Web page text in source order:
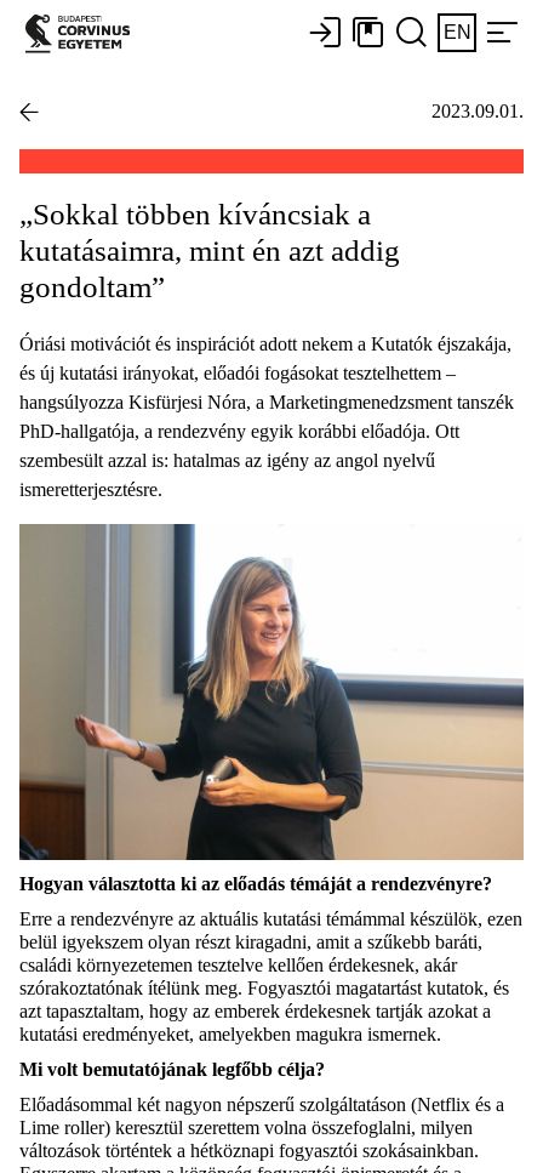
EN
2023.09.01.
„Sokkal többen kíváncsiak a
kutatásaimra, mint én azt addig
gondoltam”
Óriási motivációt és inspirációt adott nekem a Kutatók éjszakája,
és új kutatási irányokat, előadói fogásokat tesztelhettem –
hangsúlyozza Kisfürjesi Nóra, a Marketingmenedzsment tanszék
PhD-hallgatója, a rendezvény egyik korábbi előadója. Ott
szembesült azzal is: hatalmas az igény az angol nyelvű
ismeretterjesztésre.
Hogyan választotta ki az előadás témáját a rendezvényre?
Erre a rendezvényre az aktuális kutatási témámmal készülök, ezen
belül igyekszem olyan részt kiragadni, amit a szűkebb baráti,
családi környezetemen tesztelve kellően érdekesnek, akár
szórakoztatónak ítélünk meg. Fogyasztói magatartást kutatok, és
azt tapasztaltam, hogy az emberek érdekesnek tartják azokat a
kutatási eredményeket, amelyekben magukra ismernek.
Mi volt bemutatójának legfőbb célja?
Előadásommal két nagyon népszerű szolgáltatáson (Netflix és a
Lime roller) keresztül szerettem volna összefoglalni, milyen
változások történtek a hétköznapi fogyasztói szokásainkban.